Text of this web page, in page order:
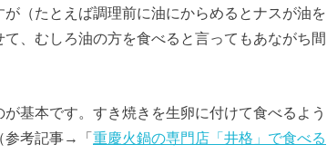
（たとえば調理前に油にからめるとナスが油を
、むしろ油の方を食べると言ってもあながち間
基本です。すき焼きを生卵に付けて食べるよう
参考記事→「 重慶火鍋の専門店「井格」で食べる